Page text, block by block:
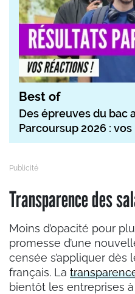
Best of
Des épreuves du bac
Parcoursup 2026 :
Transparence des
Moins d’opacité pour
promesse d’une
censée s’appliquer dès
français. La
bientôt les entreprises